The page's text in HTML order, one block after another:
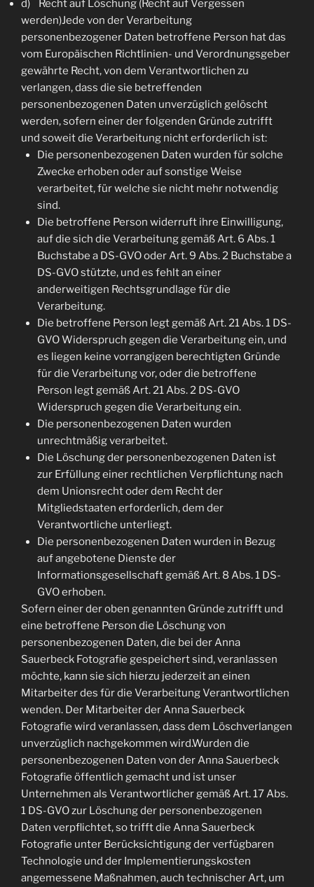
d) Recht auf Löschung (Recht auf Vergessen
werden)Jede von der Verarbeitung
personenbezogener Daten betroffene Person hat das
vom Europäischen Richtlinien- und Verordnungsgeber
gewährte Recht, von dem Verantwortlichen zu
verlangen, dass die sie betreffenden
personenbezogenen Daten unverzüglich gelöscht
werden, sofern einer der folgenden Gründe zutrifft
und soweit die Verarbeitung nicht erforderlich ist:
Die personenbezogenen Daten wurden für solche
Zwecke erhoben oder auf sonstige Weise
verarbeitet, für welche sie nicht mehr notwendig
sind.
Die betroffene Person widerruft ihre Einwilligung,
auf die sich die Verarbeitung gemäß Art. 6 Abs. 1
Buchstabe a DS-GVO oder Art. 9 Abs. 2 Buchstabe a
DS-GVO stützte, und es fehlt an einer
anderweitigen Rechtsgrundlage für die
Verarbeitung.
Die betroffene Person legt gemäß Art. 21 Abs. 1 DS-
GVO Widerspruch gegen die Verarbeitung ein, und
es liegen keine vorrangigen berechtigten Gründe
für die Verarbeitung vor, oder die betroffene
Person legt gemäß Art. 21 Abs. 2 DS-GVO
Widerspruch gegen die Verarbeitung ein.
Die personenbezogenen Daten wurden
unrechtmäßig verarbeitet.
Die Löschung der personenbezogenen Daten ist
zur Erfüllung einer rechtlichen Verpflichtung nach
dem Unionsrecht oder dem Recht der
Mitgliedstaaten erforderlich, dem der
Verantwortliche unterliegt.
Die personenbezogenen Daten wurden in Bezug
auf angebotene Dienste der
Informationsgesellschaft gemäß Art. 8 Abs. 1 DS-
GVO erhoben.
Sofern einer der oben genannten Gründe zutrifft und
eine betroffene Person die Löschung von
personenbezogenen Daten, die bei der Anna
Sauerbeck Fotografie gespeichert sind, veranlassen
möchte, kann sie sich hierzu jederzeit an einen
Mitarbeiter des für die Verarbeitung Verantwortlichen
wenden. Der Mitarbeiter der Anna Sauerbeck
Fotografie wird veranlassen, dass dem Löschverlangen
unverzüglich nachgekommen wird.Wurden die
personenbezogenen Daten von der Anna Sauerbeck
Fotografie öffentlich gemacht und ist unser
Unternehmen als Verantwortlicher gemäß Art. 17 Abs.
1 DS-GVO zur Löschung der personenbezogenen
Daten verpflichtet, so trifft die Anna Sauerbeck
Fotografie unter Berücksichtigung der verfügbaren
Technologie und der Implementierungskosten
angemessene Maßnahmen, auch technischer Art, um